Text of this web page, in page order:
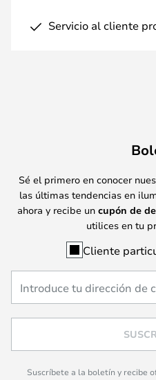
Servicio al cliente
Sé el primero en conocer
las últimas tendencias en
ahora y recibe un cupón de
utilices en tu
Cliente
Suscríbete a la boletín y recibe